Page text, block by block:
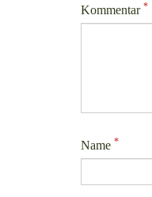
Kommentar *
Name *